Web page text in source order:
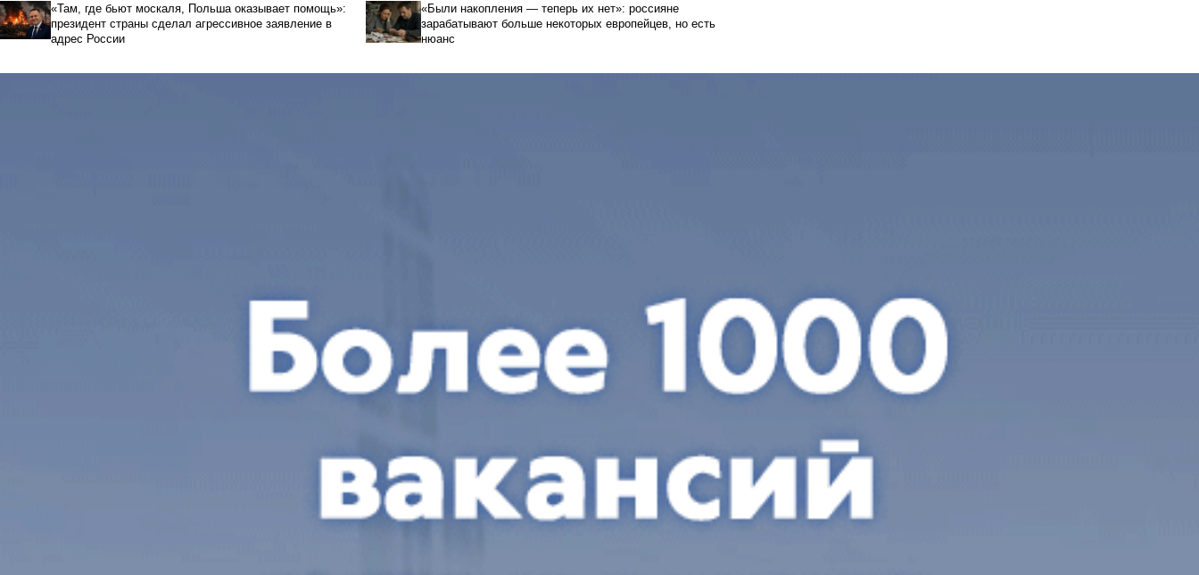
«Там, где бьют москаля, Польша оказывает помощь»:
президент страны сделал агрессивное заявление в
адрес России
«Были накопления — теперь их нет»: россияне
зарабатывают больше некоторых европейцев, но есть
нюанс